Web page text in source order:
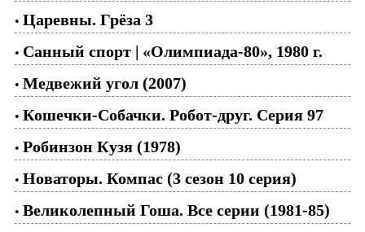
• Царевны. Грёза 3
• Санный спорт | «Олимпиада-80», 1980 г.
• Медвежий угол (2007)
• Кошечки-Собачки. Робот-друг. Серия 97
• Робинзон Кузя (1978)
• Новаторы. Компас (3 сезон 10 серия)
• Великолепный Гоша. Все серии (1981-85)